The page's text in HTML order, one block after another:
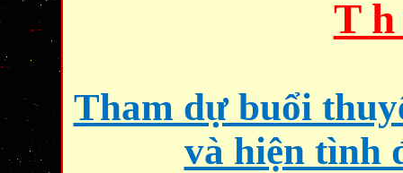
T
Tham dự buổi
và hiện tình